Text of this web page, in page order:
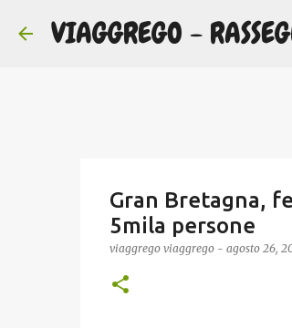
VIAGGREGO -
Gran Bretagna,
5mila persone
viaggrego viaggrego - agosto 26,